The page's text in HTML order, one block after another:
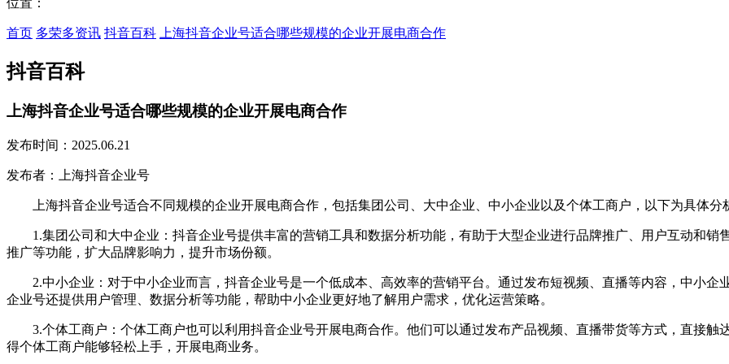
位置：
首页 多荣多资讯 抖音百科 上海抖音企业号适合哪些规模的企业开展电商合作
抖音百科
上海抖音企业号适合哪些规模的企业开展电商合作
发布时间：2025.06.21
发布者：上海抖音企业号
上海抖音企业号适合不同规模的企业开展电商合作，包括集团公司、大中企业、中小企业以及个体工商户，以下为具体分
1.集团公司和大中企业：抖音企业号提供丰富的营销工具和数据分析功能，有助于大型企业进行品牌推广、用户互动和销
推广等功能，扩大品牌影响力，提升市场份额。
2.中小企业：对于中小企业而言，抖音企业号是一个低成本、高效率的营销平台。通过发布短视频、直播等内容，中小企
企业号还提供用户管理、数据分析等功能，帮助中小企业更好地了解用户需求，优化运营策略。
3.个体工商户：个体工商户也可以利用抖音企业号开展电商合作。他们可以通过发布产品视频、直播带货等方式，直接触
得个体工商户能够轻松上手，开展电商业务。